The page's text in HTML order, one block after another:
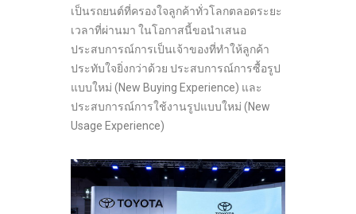
เป็นรถยนต์ที่ครองใจลูกค้าทั่วโลกตลอดระยะ
เวลาที่ผ่านมา ในโอกาสนี้ขอนำเสนอ
ประสบการณ์การเป็นเจ้าของที่ทำให้ลูกค้า
ประทับใจยิ่งกว่าด้วย ประสบการณ์การซื้อรูป
แบบใหม่ (New Buying Experience) และ
ประสบการณ์การใช้งานรูปแบบใหม่ (New
Usage Experience)